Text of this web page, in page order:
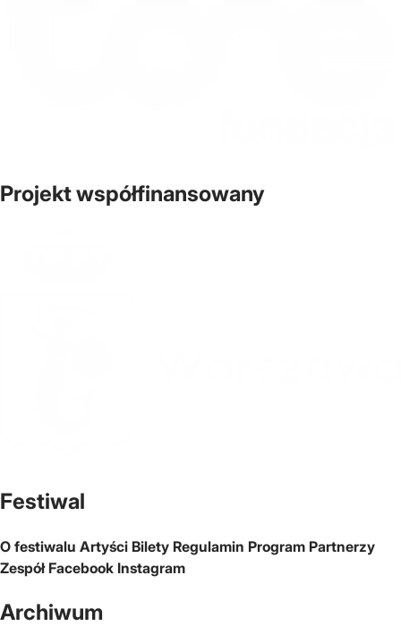
Projekt współfinansowany
Festiwal
O festiwalu Artyści Bilety Regulamin Program Partnerzy
Zespół Facebook Instagram
Archiwum